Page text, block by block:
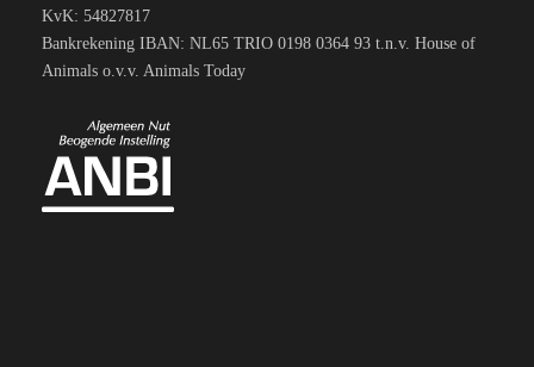
KvK: 54827817
Bankrekening IBAN: NL65 TRIO 0198 0364 93 t.n.v. House of
Animals o.v.v. Animals Today